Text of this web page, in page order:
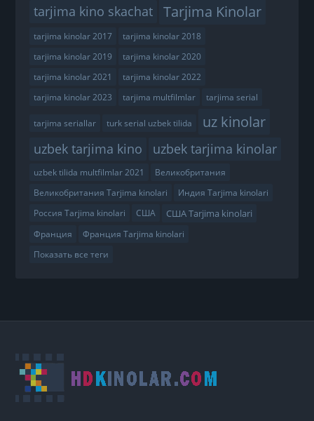
tarjima kino skachat
Tarjima Kinolar
tarjima kinolar 2017
tarjima kinolar 2018
tarjima kinolar 2019
tarjima kinolar 2020
tarjima kinolar 2021
tarjima kinolar 2022
tarjima kinolar 2023
tarjima multfilmlar tarjima serial
tarjima seriallar turk serial uzbek tilida uz kinolar
uzbek tarjima kino uzbek tarjima kinolar
uzbek tilida multfilmlar 2021
Великобритания
Великобритания Tarjima kinolari
Индия Tarjima kinolari
Россия Tarjima kinolari
США США Tarjima kinolari
Франция
Франция Tarjima kinolari
Показать все теги